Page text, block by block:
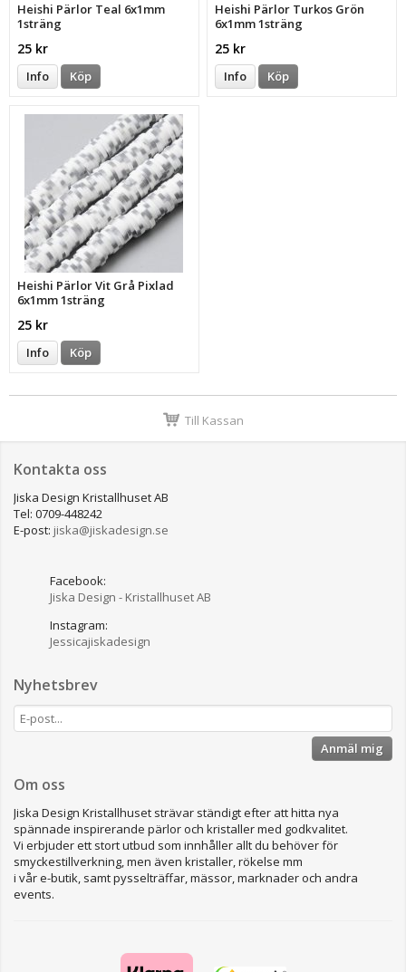
Heishi Pärlor Teal 6x1mm
1sträng
25 kr
Info Köp
Heishi Pärlor Turkos Grön
6x1mm 1sträng
25 kr
Info Köp
Heishi Pärlor Vit Grå Pixlad
6x1mm 1sträng
25 kr
Info Köp
Till Kassan
Kontakta oss
Jiska Design Kristallhuset AB
Tel: 0709-448242
E-post: jiska@jiskadesign.se
Facebook:
Jiska Design - Kristallhuset AB
Instagram:
Jessicajiskadesign
Nyhetsbrev
Anmäl mig
Om oss
Jiska Design Kristallhuset strävar ständigt efter att hitta nya
spännade inspirerande pärlor och kristaller med godkvalitet.
Vi erbjuder ett stort utbud som innhåller allt du behöver för
smyckestillverkning, men även kristaller, rökelse mm
i vår e-butik, samt pysselträffar, mässor, marknader och andra
events.